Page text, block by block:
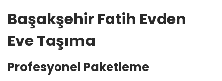
Başakşehir Fatih Evden
Eve Taşıma
Profesyonel Paketleme